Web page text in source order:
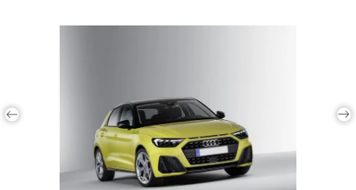
Auto d'epoca
Camper